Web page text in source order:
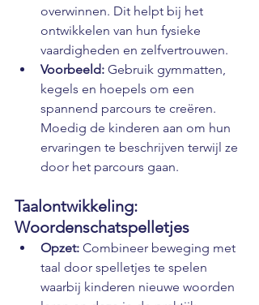
overwinnen. Dit helpt bij het
ontwikkelen van hun fysieke
vaardigheden en zelfvertrouwen.
Voorbeeld: Gebruik gymmatten,
kegels en hoepels om een
spannend parcours te creëren.
Moedig de kinderen aan om hun
ervaringen te beschrijven terwijl ze
door het parcours gaan.
Taalontwikkeling:
Woordenschatspelletjes
Opzet: Combineer beweging met
taal door spelletjes te spelen
waarbij kinderen nieuwe woorden